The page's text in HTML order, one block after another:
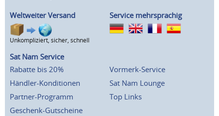
Weltweiter Versand
Unkompliziert, sicher, schnell
Service mehrsprachig
Sat Nam Service
Rabatte bis 20%
Händler-Konditionen
Partner-Programm
Geschenk-Gutscheine
Vormerk-Service
Sat Nam Lounge
Top Links